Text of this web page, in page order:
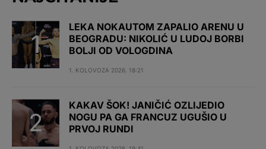
LEKA NOKAUTOM ZAPALIO ARENU U
BEOGRADU: NIKOLIĆ U LUDOJ BORBI
BOLJI OD VOLOGDINA
1. KOLOVOZA 2026. 18:21
KAKAV ŠOK! JANIČIĆ OZLIJEDIO
NOGU PA GA FRANCUZ UGUŠIO U
PRVOJ RUNDI